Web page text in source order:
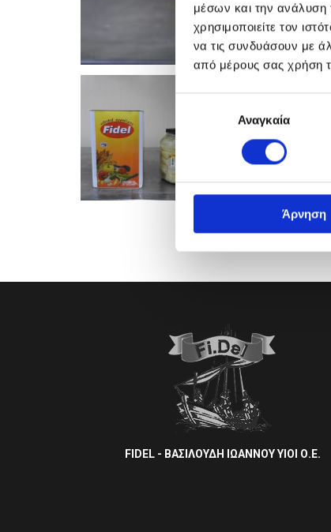
μέσων και την ανάλυση
χρησιμοποιείτε τον
να τις συνδυάσουν με
από μέρους σας χρήση
συγκατάθεσηςΑναγκαία
Άρνηση
FIDEL - ΒΑΣΙΛΟΥΔΗ ΙΩΑΝΝΟΥ ΥΙΟΙ Ο.Ε.